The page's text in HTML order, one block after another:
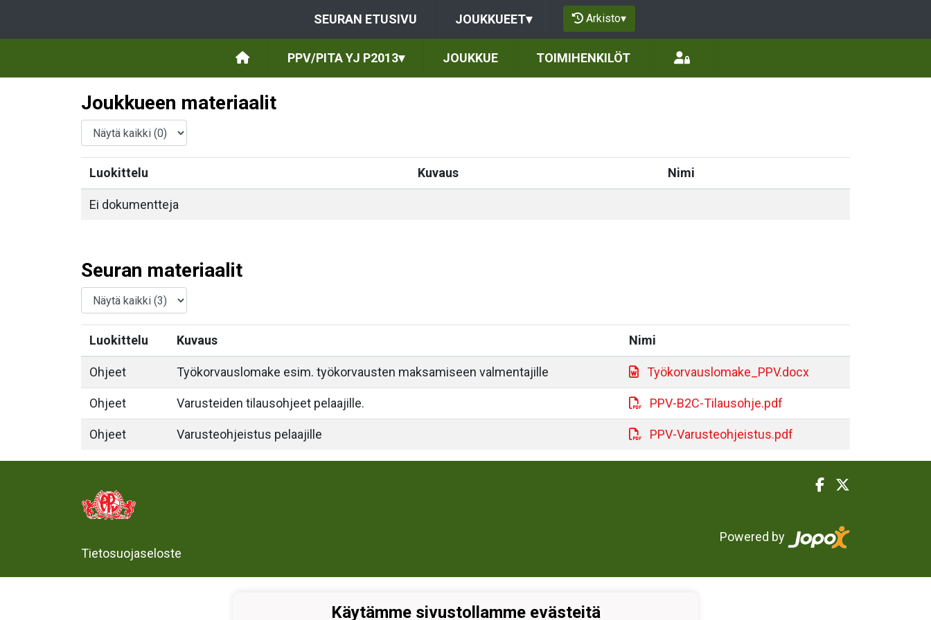
SEURAN ETUSIVU JOUKKUEET▾ Arkisto▾
PPV/PITA YJ P2013▾ JOUKKUE TOIMIHENKILÖT
Joukkueen materiaalit
Luokittelu Kuvaus Nimi
Ei dokumentteja
Seuran materiaalit
Luokittelu Kuvaus Nimi
Ohjeet Työkorvauslomake esim. työkorvausten maksamiseen valmentajille Työkorvauslomake_PPV.docx
Ohjeet Varusteiden tilausohjeet pelaajille. PPV-B2C-Tilausohje.pdf
Ohjeet Varusteohjeistus pelaajille PPV-Varusteohjeistus.pdf
Tietosuojaseloste
Powered by
Käytämme sivustollamme evästeitä